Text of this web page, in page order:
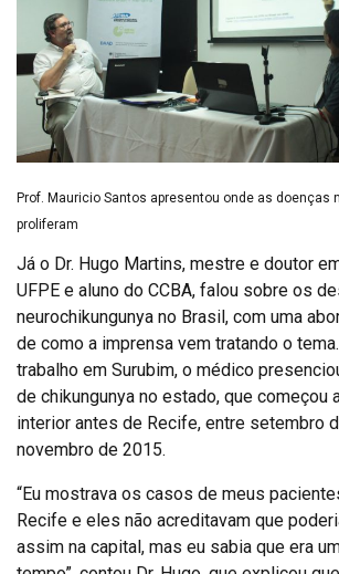
Prof. Mauricio Santos apresentou onde as doenças
proliferam
Já o Dr. Hugo Martins, mestre e doutor
UFPE e aluno do CCBA, falou sobre os
neurochikungunya no Brasil, com uma
de como a imprensa vem tratando o
trabalho em Surubim, o médico
de chikungunya no estado, que começou
interior antes de Recife, entre setembro
novembro de 2015.
“Eu mostrava os casos de meus
Recife e eles não acreditavam que
assim na capital, mas eu sabia que era